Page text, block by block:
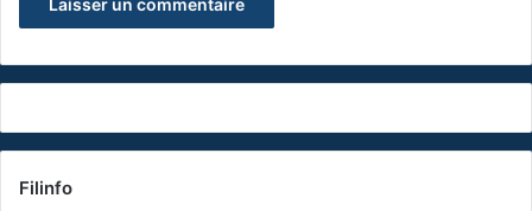
Filinfo